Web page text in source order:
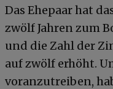
Das Ehepaar hat
zwölf Jahren zum
und die Zahl der
auf zwölf erhöht.
voranzutreiben,